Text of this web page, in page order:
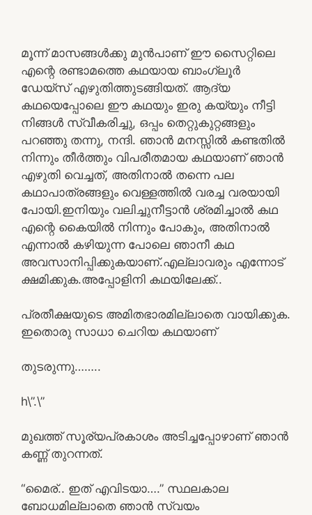
മൂന്ന് മാസങ്ങൾക്കു മുൻപാണ് ഈ സൈറ്റിലെ
എന്റെ രണ്ടാമത്തെ കഥയായ ബാംഗ്ലൂർ
ഡേയ്‌സ് എഴുതിത്തുടങ്ങിയത്. ആദ്യ
കഥയെപ്പോലെ ഈ കഥയും ഇരു കയ്യും നീട്ടി
നിങ്ങൾ സ്വീകരിച്ചു, ഒപ്പം തെറ്റുകുറ്റങ്ങളും
പറഞ്ഞു തന്നു, നന്ദി. ഞാൻ മനസ്സിൽ കണ്ടതിൽ
നിന്നും തീർത്തും വിപരീതമായ കഥയാണ് ഞാൻ
എഴുതി വെച്ചത്, അതിനാൽ തന്നെ പല
കഥാപാത്രങ്ങളും വെള്ളത്തിൽ വരച്ച വരയായി
പോയി.ഇനിയും വലിച്ചുനീട്ടാൻ ശ്രമിച്ചാൽ കഥ
എന്റെ കൈയിൽ നിന്നും പോകും, അതിനാൽ
എന്നാൽ കഴിയുന്ന പോലെ ഞാനീ കഥ
അവസാനിപ്പിക്കുകയാണ്.എല്ലാവരും എന്നോട്
ക്ഷമിക്കുക.അപ്പോളിനി കഥയിലേക്ക്..
പ്രതീക്ഷയുടെ അമിതഭാരമില്ലാതെ വായിക്കുക.
ഇതൊരു സാധാ ചെറിയ കഥയാണ്
തുടരുന്നു……..
h\”.\”
മുഖത്ത് സൂര്യപ്രകാശം അടിച്ചപ്പോഴാണ് ഞാൻ
കണ്ണ് തുറന്നത്.
“മൈര്.. ഇത് എവിടയാ….” സ്ഥലകാല
ബോധമില്ലാതെ ഞാൻ സ്വയം